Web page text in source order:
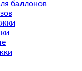
баллонов